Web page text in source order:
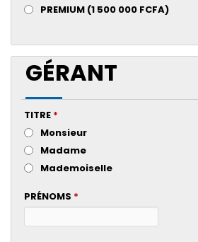
PREMIUM (1 500 000 FCFA)
GÉRANT
TITRE *
Monsieur
Madame
Mademoiselle
PRÉNOMS *